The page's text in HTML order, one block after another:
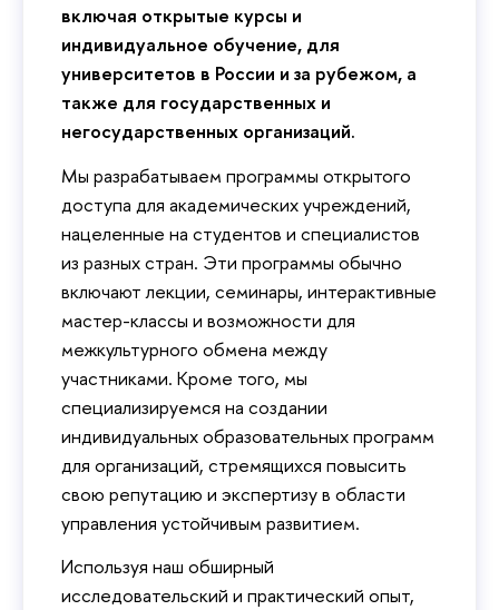
включая открытые курсы и
индивидуальное обучение, для
университетов в России и за рубежом, а
также для государственных и
негосударственных организаций.
Мы разрабатываем программы открытого
доступа для академических учреждений,
нацеленные на студентов и специалистов
из разных стран. Эти программы обычно
включают лекции, семинары, интерактивные
мастер-классы и возможности для
межкультурного обмена между
участниками. Кроме того, мы
специализируемся на создании
индивидуальных образовательных программ
для организаций, стремящихся повысить
свою репутацию и экспертизу в области
управления устойчивым развитием.
Используя наш обширный
исследовательский и практический опыт,